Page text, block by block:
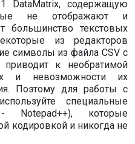
DataMatrix, содержащую
не отображают и
большинство текстовых
из редакторов
символы из файла CSV с
к необратимой
и невозможности их
Поэтому для работы с
специальные
Notepad++), которые
кодировкой и никогда не